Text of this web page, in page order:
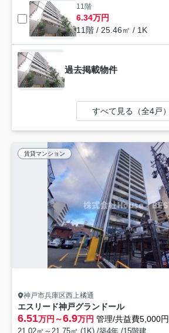
11階
6.34万円
11階 / 25.46㎡ / 1K
過去掲載物件
すべて見る（全4戸）
賃貸マンション
神戸市兵庫区西上橘通
エスリード神戸グランドール
6.51万円～6.9万円 管理/共益費5,000
21.02㎡～21.75㎡ (1K) /築4年 /15階建